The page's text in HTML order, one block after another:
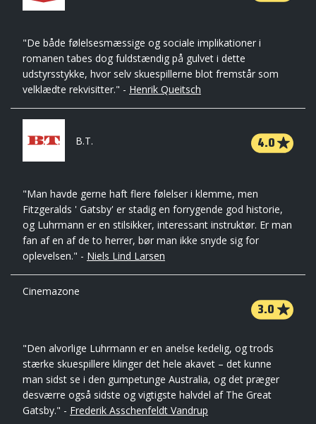
"De både følelsesmæssige og sociale implikationer i
romanen tabes dog fuldstændig på gulvet i dette
udstyrsstykke, hvor selv skuespillerne blot fremstår som
velklædte rekvisitter." - Henrik Queitsch
B.T. 4.0
"Man havde gerne haft flere følelser i klemme, men
Fitzgeralds ' Gatsby' er stadig en forrygende god historie,
og Luhrmann er en stilsikker, interessant instruktør. Er man
fan af en af de to herrer, bør man ikke snyde sig for
oplevelsen." - Niels Lind Larsen
Cinemazone
3.0
"Den alvorlige Luhrmann er en anelse kedelig, og trods
stærke skuespillere klinger det hele akavet – det kunne
man sidst se i den gumpetunge Australia, og det præger
desværre også sidste og vigtigste halvdel af The Great
Gatsby." - Frederik Asschenfeldt Vandrup